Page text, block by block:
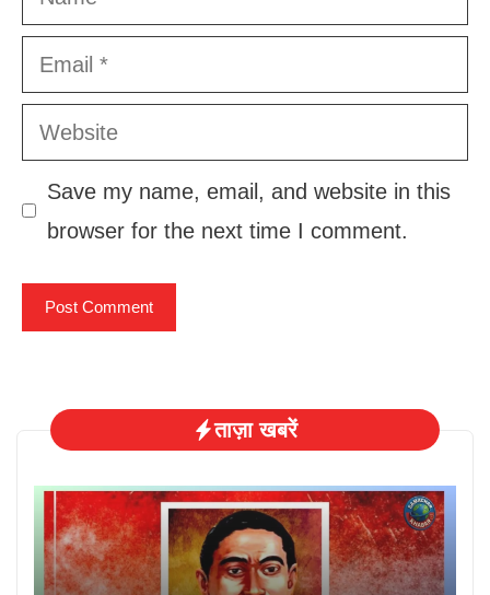
Email
Website
Save my name, email, and website in this
browser for the next time I comment.
ताज़ा खबरें